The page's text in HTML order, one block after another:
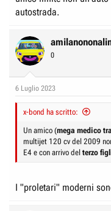
autostrada.
0
6 Luglio 2023
x-bond ha scritto:
Un amico (mega medico
multijet 120 cv del 2009
E4 e con arrivo del terzo
I "proletari" moderni